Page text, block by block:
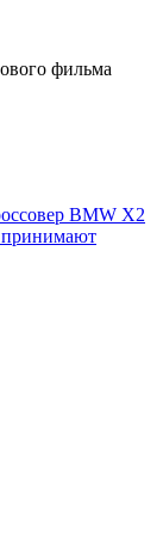
фильма
BMW X2
принимают